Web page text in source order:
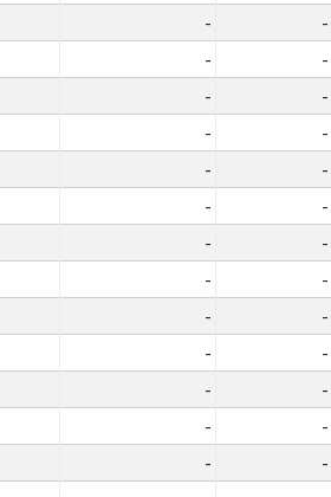
- -
- -
- -
- -
- -
- -
- -
- -
- -
- -
- -
- -
- -